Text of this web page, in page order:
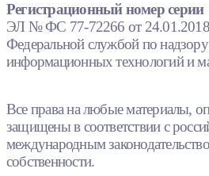
Регистрационный номер серии
ЭЛ № ФС 77-72266 от 24.01.2018.
Федеральной службой по надзору
информационных технологий и
Все права на любые материалы,
защищены в соответствии с
международным
собственности.